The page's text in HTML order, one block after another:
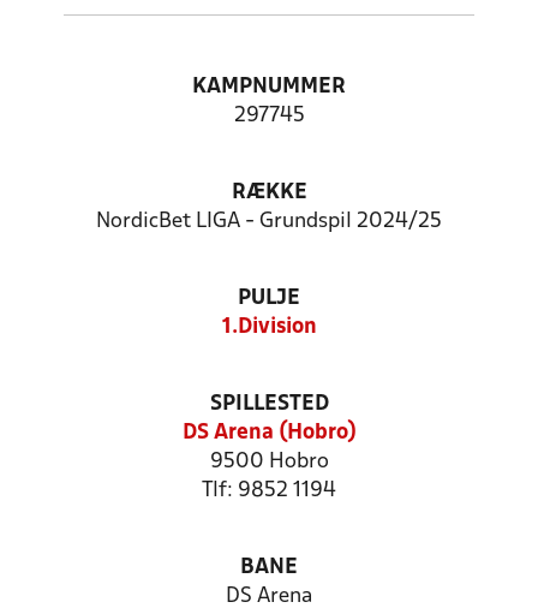
KAMPNUMMER
297745
RÆKKE
NordicBet LIGA - Grundspil 2024/25
PULJE
1.Division
SPILLESTED
DS Arena (Hobro)
9500 Hobro
Tlf: 9852 1194
BANE
DS Arena